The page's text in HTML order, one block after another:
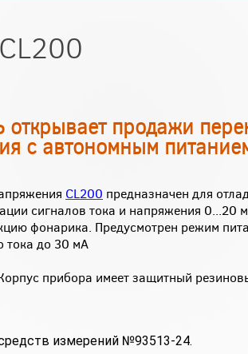
продажи
с автономным
CL200 предназначен для
сигналов тока и напряжения 0...20
фонарика. Предусмотрен режим
тока до 30 мА
прибора имеет защитный
измерений №93513-24.